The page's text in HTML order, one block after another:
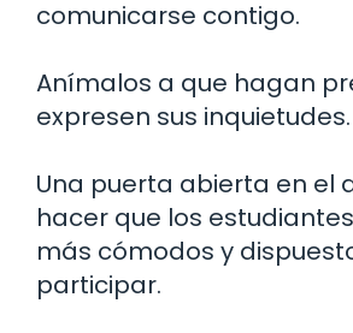
comunicarse contigo.
Anímalos a que hagan
expresen sus inquietudes.
Una puerta abierta en el
hacer que los
más cómodos y
participar.